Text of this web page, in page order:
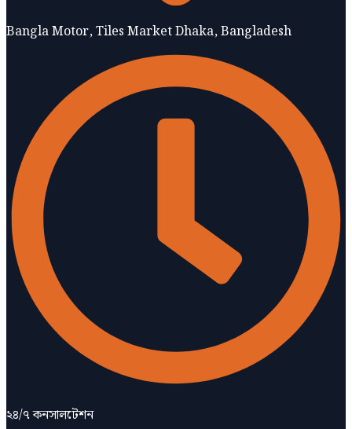
Bangla Motor, Tiles Market Dhaka, Bangladesh
২৪/৭ কনসালটেশন